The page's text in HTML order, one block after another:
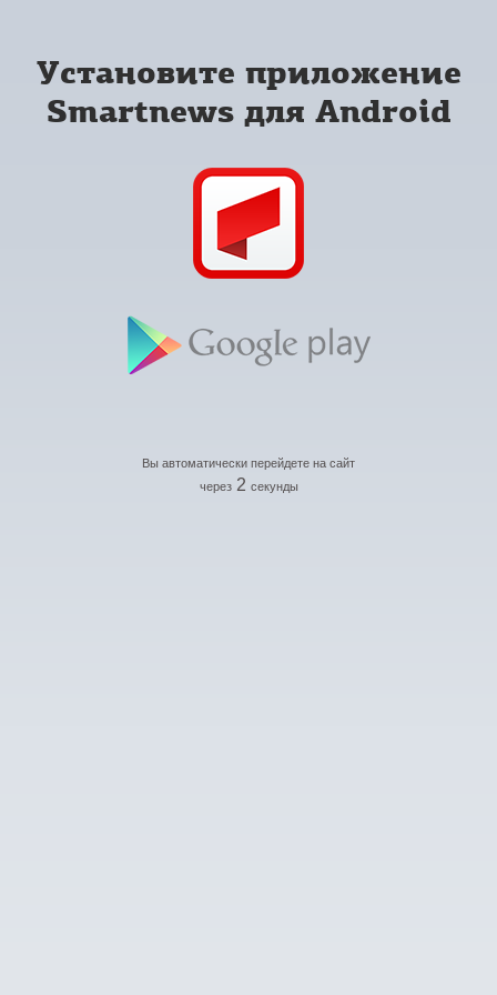
Установите приложение
Smartnews для Android
Вы автоматически перейдете на сайт
через 2 секунды